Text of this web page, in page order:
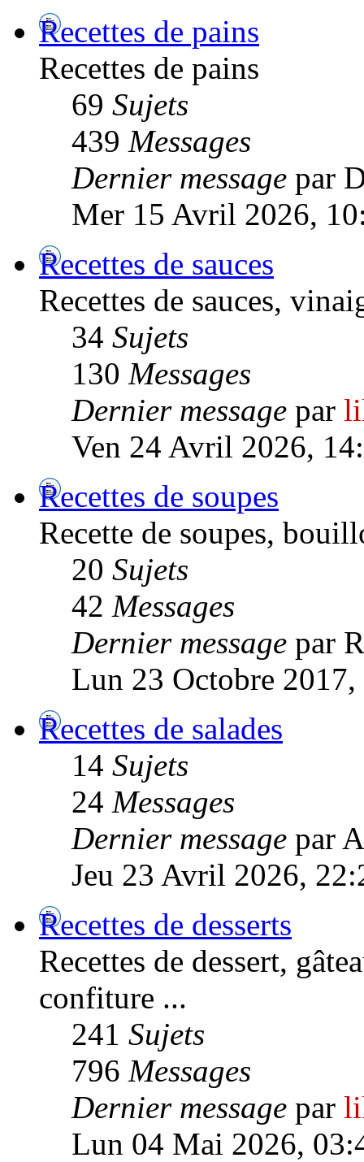
Recettes de pains
Recettes de pains
69 Sujets
439 Messages
Dernier message par
Mer 15 Avril 2026,
Recettes de sauces
Recettes de sauces,
34 Sujets
130 Messages
Dernier message par
Ven 24 Avril 2026,
Recettes de soupes
Recette de soupes,
20 Sujets
42 Messages
Dernier message par
Lun 23 Octobre 2017,
Recettes de salades
14 Sujets
24 Messages
Dernier message par
Jeu 23 Avril 2026,
Recettes de desserts
Recettes de dessert,
confiture ...
241 Sujets
796 Messages
Dernier message par
Lun 04 Mai 2026,